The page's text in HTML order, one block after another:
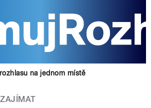
na jednom místě